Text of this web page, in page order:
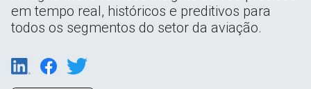
em tempo real, históricos e preditivos para
todos os segmentos do setor da aviação.